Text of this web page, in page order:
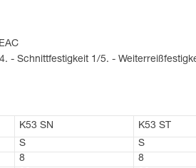
- Schnittfestigkeit 1/5. -
K53 SN K53 ST
S S
8 8